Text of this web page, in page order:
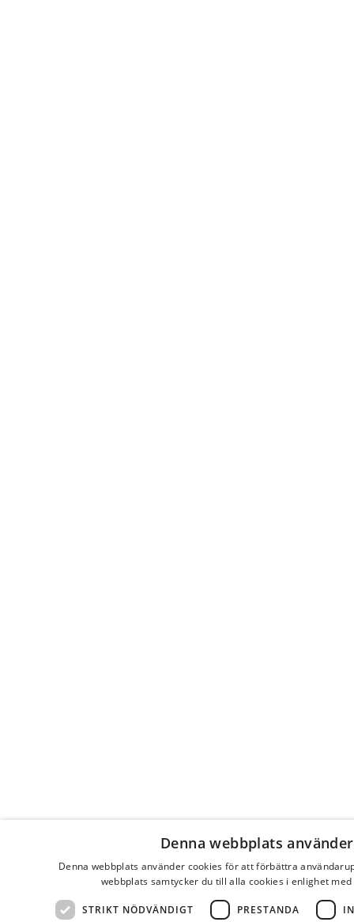
Denna webbplats
Denna webbplats använder cookies för att förbättra
webbplats samtycker du till alla cookies i enlighet
STRIKT NÖDVÄNDIGT PRESTANDA